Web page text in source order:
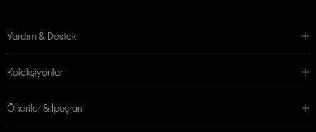
Yardım & Destek
Koleksiyonlar
Öneriler & İpuçları